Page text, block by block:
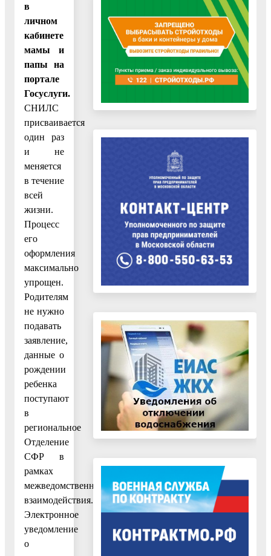
в
личном
кабинете
мамы и
папы на
портале
Госуслуги.
СНИЛС
присваивается
один раз
и не
меняется
в течение
всей
жизни.
Процесс
его
оформления
максимально
упрощен.
Родителям
не нужно
подавать
заявление,
данные о
рождении
ребенка
поступают
в
региональное
Отделение
СФР в
рамках
межведомственного
взаимодействия.
Электронное
уведомление
о